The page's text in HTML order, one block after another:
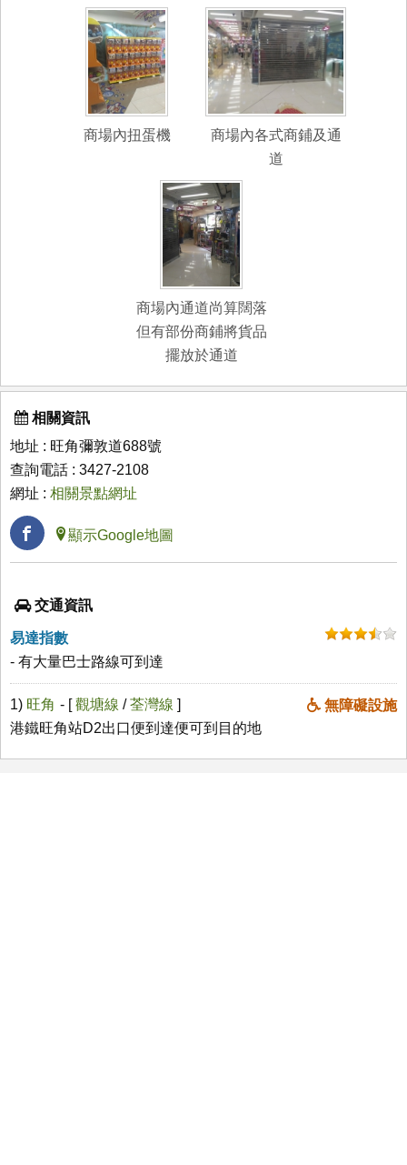
商場內扭蛋機
商場內各式商鋪及通
道
商場內通道尚算闊落
但有部份商鋪將貨品
擺放於通道
相關資訊
地址 : 旺角彌敦道688號
查詢電話 : 3427-2108
網址 : 相關景點網址
顯示Google地圖
交通資訊
易達指數
- 有大量巴士路線可到達
1) 旺角 無障礙設施
- [觀塘線 /荃灣線 ]
港鐵旺角站D2出口便到達便可到目的地